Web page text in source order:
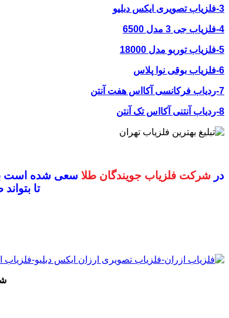
3-فلزیاب تصویری ایکس دبلیو
4-فلزیاب جی 3 مدل 6500
5-فلزیاب توربو مدل 18000
6-فلزیاب بوقی نوا پلاس
7-ردیاب فرکانسی آکااس هفت آنتن
8-ردیاب آنتنی آکااس تک آنتن
در شرکت فلزیاب جویندگان طلا سعی شده است
تا